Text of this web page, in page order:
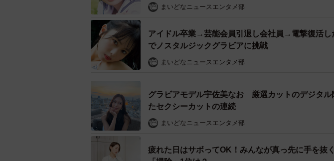
まいどなニュースエンタメ部
アイドル卒業→芸能会員引退し会社員→電撃復活
でノスタルジックグラビアに挑戦
まいどなニュースエンタメ部
グラビアモデル宇佐美なお 厳選カットのデジタ
たセクシーカットの連続
まいどなニュースエンタメ部
疲れた日はサボってOK！みんなが真っ先に手を